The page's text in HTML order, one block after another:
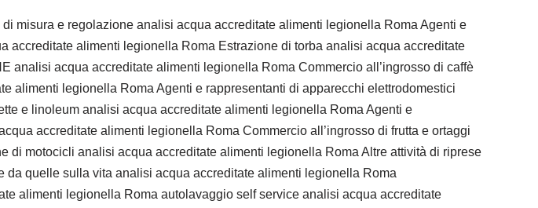
misura e regolazione analisi acqua accreditate alimenti legionella Roma Agenti e
alimenti legionella Roma Estrazione di torba analisi acqua accreditate
acqua accreditate alimenti legionella Roma Commercio all’ingrosso di caffè
alimenti legionella Roma Agenti e rappresentanti di apparecchi elettrodomestici
e linoleum analisi acqua accreditate alimenti legionella Roma Agenti e
accreditate alimenti legionella Roma Commercio all’ingrosso di frutta e ortaggi
motocicli analisi acqua accreditate alimenti legionella Roma Altre attività di riprese
quelle sulla vita analisi acqua accreditate alimenti legionella Roma
alimenti legionella Roma autolavaggio self service analisi acqua accreditate